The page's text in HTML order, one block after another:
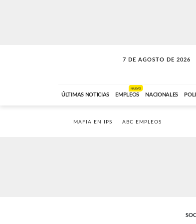
7 DE AGOSTO DE 2026
A DE LA TARDE
ÚLTIMAS NOTICIAS EMPLEOS
NUEVO
NACIONALES
MAFIA EN IPS ABC EMPLEOS